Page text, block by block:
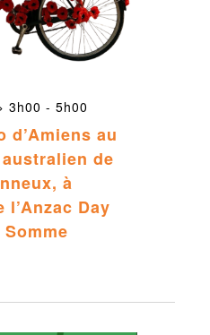
d’Amiens au
de
à
l’Anzac Day
3h00 - 5h00